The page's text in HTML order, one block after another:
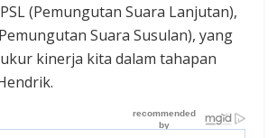
(Pemungutan Suara Lanjutan),
Suara Susulan), yang
kinerja kita dalam tahapan